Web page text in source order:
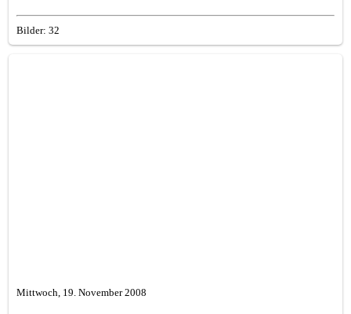
Bilder: 32
Mittwoch, 19. November 2008